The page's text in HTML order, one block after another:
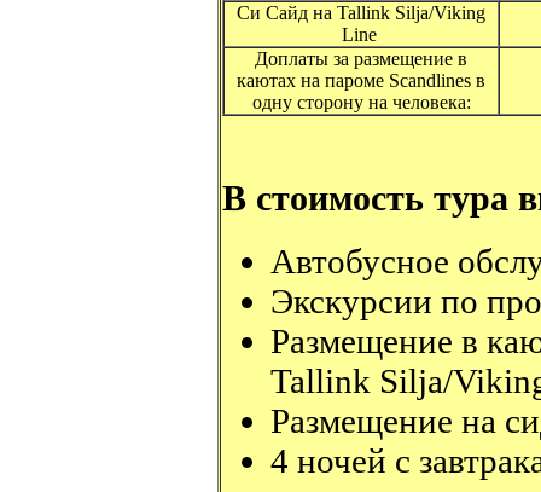
Си Сайд на Tallink Silja/Viking
Line
Доплаты за размещение в
каютах на пароме Scandlines в
одну сторону на человека:
В стоимость тура
Автобусное
Экскурсии по
Размещение в
Tallink Silja/
Размещение на
4 ночей с